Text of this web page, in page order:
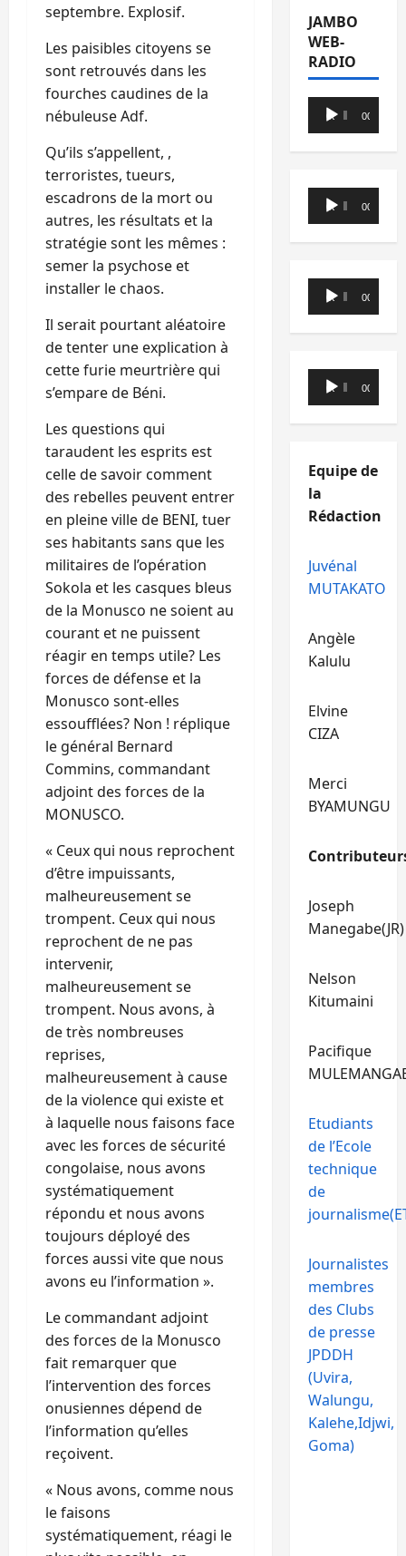
septembre. Explosif.
Les paisibles citoyens se
sont retrouvés dans les
fourches caudines de la
nébuleuse Adf.
Qu’ils s’appellent, ,
terroristes, tueurs,
escadrons de la mort ou
autres, les résultats et la
stratégie sont les mêmes :
semer la psychose et
installer le chaos.
Il serait pourtant aléatoire
de tenter une explication à
cette furie meurtrière qui
s’empare de Béni.
Les questions qui
taraudent les esprits est
celle de savoir comment
des rebelles peuvent entrer
en pleine ville de BENI, tuer
ses habitants sans que les
militaires de l’opération
Sokola et les casques bleus
de la Monusco ne soient au
courant et ne puissent
réagir en temps utile? Les
forces de défense et la
Monusco sont-elles
essoufflées? Non ! réplique
le général Bernard
Commins, commandant
adjoint des forces de la
MONUSCO.
« Ceux qui nous reprochent
d’être impuissants,
malheureusement se
trompent. Ceux qui nous
reprochent de ne pas
intervenir,
malheureusement se
trompent. Nous avons, à
de très nombreuses
reprises,
malheureusement à cause
de la violence qui existe et
à laquelle nous faisons face
avec les forces de sécurité
congolaise, nous avons
systématiquement
répondu et nous avons
toujours déployé des
forces aussi vite que nous
avons eu l’information ».
Le commandant adjoint
des forces de la Monusco
fait remarquer que
l’intervention des forces
onusiennes dépend de
l’information qu’elles
reçoivent.
« Nous avons, comme nous
le faisons
systématiquement, réagi le
JAMBO
WEB-
RADIO
Lecteur
audio
00:00 00:00
Lecteur
audio
00:00 00:00
Lecteur
audio
00:00 00:00
Lecteur
audio
00:00 00:00
Equipe de
la
Rédaction
Juvénal
MUTAKATO
Angèle
Kalulu
Elvine
CIZA
Merci
BYAMUNGU
Joseph
Manegabe(JR)
Nelson
Kitumaini
Pacifique
Etudiants
de l’Ecole
technique
de
Journalistes
membres
des Clubs
de presse
JPDDH
(Uvira,
Walungu,
Kalehe,Idjwi,
Goma)